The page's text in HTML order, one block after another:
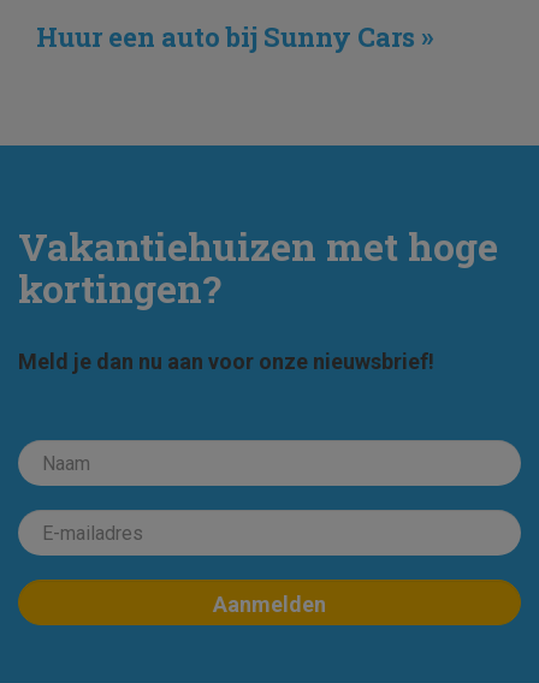
Huur een auto bij Sunny Cars »
Vakantiehuizen met hoge
kortingen?
Meld je dan nu aan voor onze nieuwsbrief!